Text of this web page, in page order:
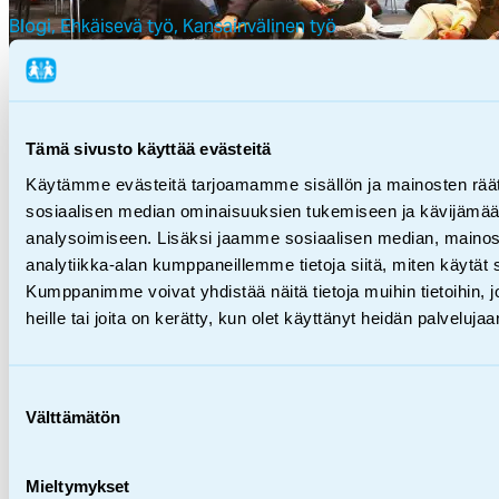
Tämä sivusto käyttää evästeitä
Käytämme evästeitä tarjoamamme sisällön ja mainosten
sosiaalisen median ominaisuuksien tukemiseen ja
analysoimiseen. Lisäksi jaamme sosiaalisen median,
analytiikka-alan kumppaneillemme tietoja siitä, miten käytät
Kumppanimme voivat yhdistää näitä tietoja muihin tietoihin,
heille tai joita on kerätty, kun olet käyttänyt heidän
valinta
Välttämätön
Mieltymykset
04.11.2025
Blogi,Ehkäisevä työ, Kansainvälinen työ
”Ää­nel­lä­ni on mer­ki­tys” –
nuo­ret edis­tä­mäs­sä kes­tä­
vää ja ta­sa-ar­vois­ta yh­teis­
kun­taa